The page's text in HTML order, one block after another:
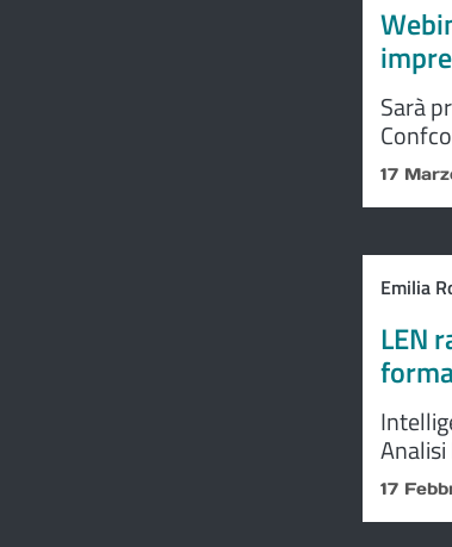
Sarà
17
Emilia
LEN
media
17